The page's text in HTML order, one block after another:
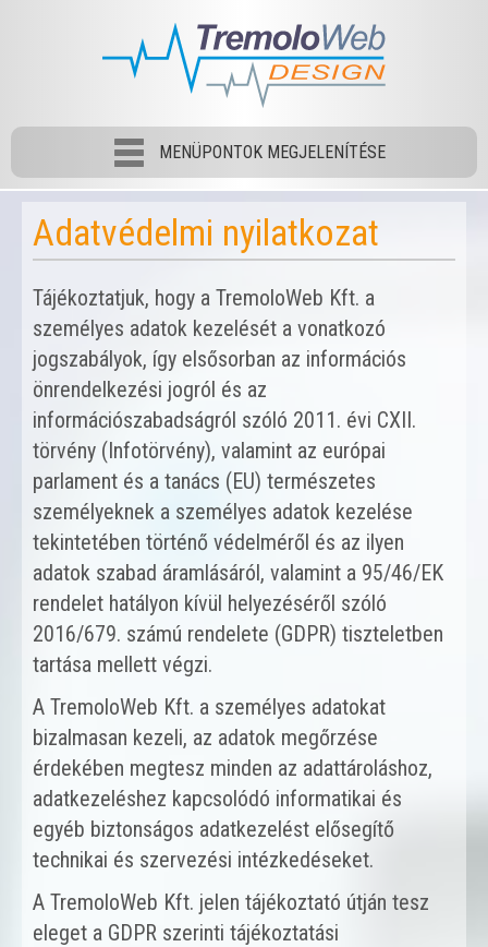
MENÜPONTOK MEGJELENÍTÉSE
Adatvédelmi nyilatkozat
Tájékoztatjuk, hogy a TremoloWeb Kft. a
személyes adatok kezelését a vonatkozó
jogszabályok, így elsősorban az információs
önrendelkezési jogról és az
információszabadságról szóló 2011. évi CXII.
törvény (Infotörvény), valamint az európai
parlament és a tanács (EU) természetes
személyeknek a személyes adatok kezelése
tekintetében történő védelméről és az ilyen
adatok szabad áramlásáról, valamint a 95/46/EK
rendelet hatályon kívül helyezéséről szóló
2016/679. számú rendelete (GDPR) tiszteletben
tartása mellett végzi.
A TremoloWeb Kft. a személyes adatokat
bizalmasan kezeli, az adatok megőrzése
érdekében megtesz minden az adattároláshoz,
adatkezeléshez kapcsolódó informatikai és
egyéb biztonságos adatkezelést elősegítő
technikai és szervezési intézkedéseket.
A TremoloWeb Kft. jelen tájékoztató útján tesz
eleget a GDPR szerinti tájékoztatási